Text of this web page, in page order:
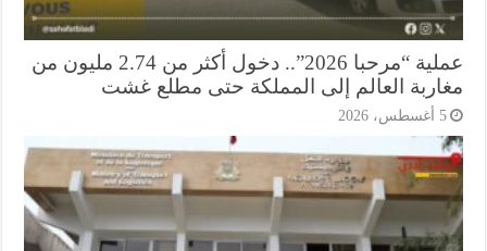
عملية “مرحبا 2026”.. دخول أكثر من 2.74 مليون من
العالم إلى المملكة حتى مطلع غشت